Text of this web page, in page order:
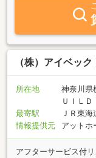
（株）アイベック
所在地
神奈川県
ＵＩＬ
最寄駅
ＪＲ東
情報提供元
アットホ
アフターサービス付